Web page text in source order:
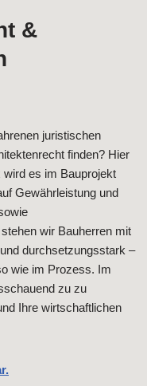
&
juristischen
finden? Hier
wird es im Bauprojekt
Gewährleistung und
wir Bauherren mit
durchsetzungsstark –
wie im Prozess. Im
zu zu
Ihre wirtschaftlichen